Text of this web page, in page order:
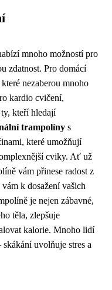
mnoho možností pro
zdatnost. Pro domácí
které nezaberou mnoho
kardio cvičení,
kteří hledají
trampolíny s
které umožňují
cviky. Ať už
vám přinese radost z
k dosažení vašich
je nejen zábavné,
těla, zlepšuje
kalorie. Mnoho lidí
uvolňuje stres a